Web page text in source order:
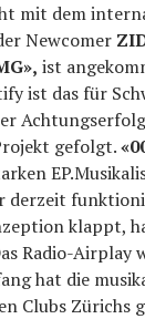
mit dem
Newcomer
ist
ist das für
gefolgt.
derzeit
klappt,
Radio-Airplay
hat die
Clubs Zürichs